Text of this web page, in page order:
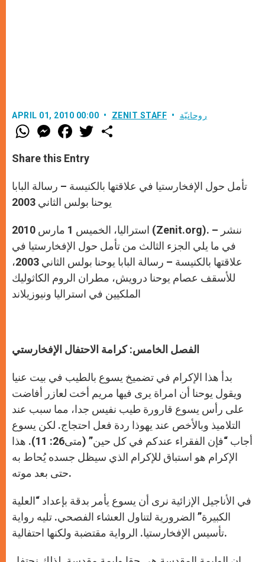
APRIL 01, 2010 00:00 ZENIT STAFF روحانيّة
W
h
t
s
p
p
M
e
s
e
e
r
F
a
e
b
k
w
r
Share this Entry
تأمل حول الإفخارستيا في علاقتها بالكنيسة – رسالة البابا
يوحنا بولس الثاني 2003
استراليا، الخميس 1 مارس 2010 (Zenit.org). – ننشر
في ما يلي الجزء الثالث من تأمل حول الإفخارستيا في
علاقتها بالكنيسة – رسالة البابا يوحنا بولس الثاني 2003،
للأسقف عصام يوحنا درويش، مطران الروم الكاثوليك
الملكيين في استراليا ونيوزيلاند
الفصل الخامس: كرامة الاحتفال الإفخارستي
بدأ هذا الإكرام في تضميخ يسوع بالطيب في بيت عنيا
ويقول يوحنا أن امراة يرى فيها مريم أخت لعازر أفاضت
على رأس يسوع قارورة طيب نفيس جدا، مما سبب عند
التلاميذ وبالأخص عند يهوذا ردة فعل احتجاج. لكن يسوع
أجاب “فإن الفقراء عندكم في كل حين” (متى26: 11). هذا
الإكرام هو استباق للإكرام الذي سيظل جسده يُحاط به
حتى بعد موته.
في الأناجيل الإزائية نرى أن يسوع يأمر بدقة بإعداد “العلية
الكبيرة” الضرورية لتناول العشاء الفصحي. تليه رواية
تأسيس الإفخارستيا. الرواية مقتضبة ولكنها احتفالية.